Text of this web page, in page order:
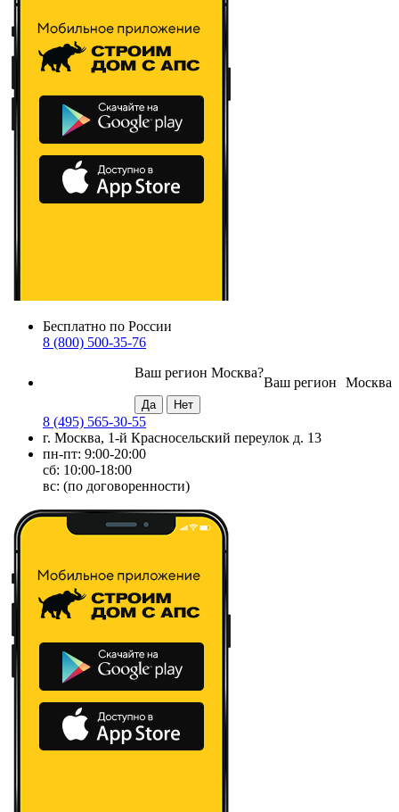
Бесплатно по России
8 (800) 500-35-76
Москва
Ваш регион
Ваш регион Москва?
8 (495) 565-30-55
г. Москва, 1-й Красносельский переулок д. 13
пн-пт: 9:00-20:00
сб: 10:00-18:00
вс: (по договоренности)